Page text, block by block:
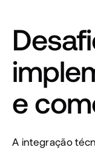
e
A integração